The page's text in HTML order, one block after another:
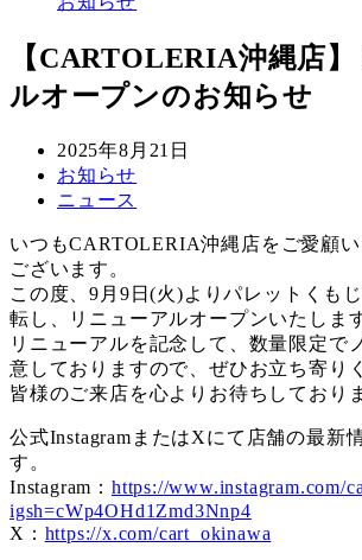
【CARTOLERIA沖縄店
ルオープンのお知らせ
投
稿
日
2025年8月21日
カ
テ
リ
ー
お知らせ
カ
ゴ
リ
ー
ニュース
いつもCARTOLERIA沖縄店をご愛顧
ございます。
この度、9月9日(火)よりパレットくも
転し、リニューアルオープンいたしま
リニューアルを記念して、数量限定で
意しておりますので、ぜひお立ち寄り
皆様のご来店を心よりお待ちしており
公式InstagramまたはXにて店舗の最新
す。
Instagram： https://www.instagram.com/
igsh=cWp4OHd1Zmd3Nnp4
X： https://x.com/cart_okinawa